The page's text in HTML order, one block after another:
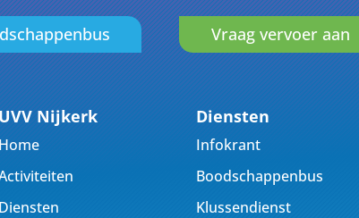
Vraag vervoer aan
Nijkerk
Home
Diensten
Diensten
Infokrant
Boodschappenbus
Klussendienst